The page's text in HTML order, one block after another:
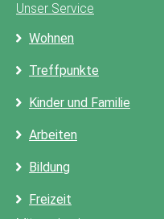
Unser Service
Wohnen
Treffpunkte
Kinder und Familie
Arbeiten
Bildung
Freizeit